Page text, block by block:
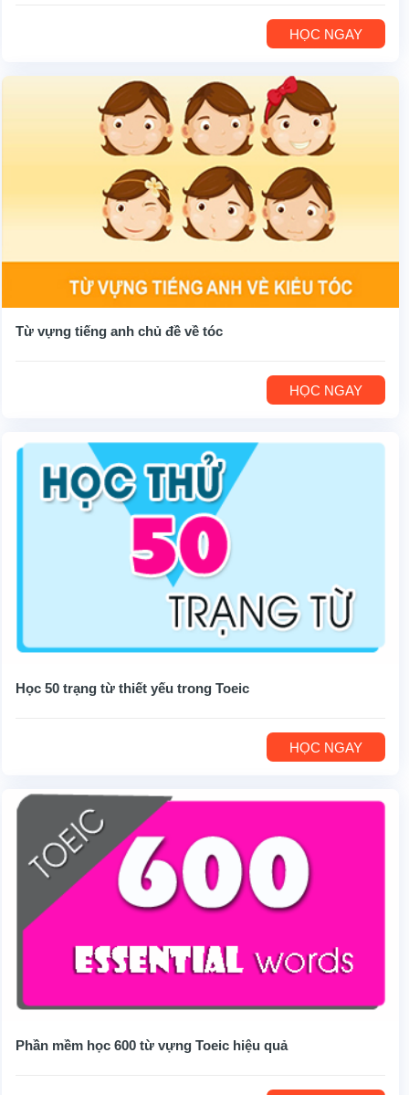
HỌC NGAY
Từ vựng tiếng anh chủ đề về tóc
HỌC NGAY
Học 50 trạng từ thiết yếu trong Toeic
HỌC NGAY
Phần mềm học 600 từ vựng Toeic hiệu quả